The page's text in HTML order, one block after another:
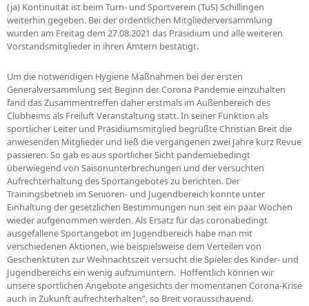
(ja) Kontinuität ist beim Turn- und Sportverein (TuS) Schillingen
weiterhin gegeben. Bei der ordentlichen Mitgliederversammlung
wurden am Freitag dem 27.08.2021 das Präsidium und alle weiteren
Vorstandsmitglieder in ihren Ämtern bestätigt.
Um die notwendigen Hygiene Maßnahmen bei der ersten
Generalversammlung seit Beginn der Corona Pandemie einzuhalten
fand das Zusammentreffen daher erstmals im Außenbereich des
Clubheims als Freiluft Veranstaltung statt. In seiner Funktion als
sportlicher Leiter und Präsidiumsmitglied begrüßte Christian Breit die
anwesenden Mitglieder und ließ die vergangenen zwei Jahre kurz Revue
passieren. So gab es aus sportlicher Sicht pandemiebedingt
überwiegend von Saisonunterbrechungen und der versuchten
Aufrechterhaltung des Sportangebotes zu berichten. Der
Trainingsbetrieb im Senioren- und Jugendbereich konnte unter
Einhaltung der gesetzlichen Bestimmungen nun seit ein paar Wochen
wieder aufgenommen werden. Als Ersatz für das coronabedingt
ausgefallene Sportangebot im Jugendbereich habe man mit
verschiedenen Aktionen, wie beispielsweise dem Verteilen von
Geschenktüten zur Weihnachtszeit versucht die Spieler des Kinder- und
Jugendbereichs ein wenig aufzumuntern. Hoffentlich können wir
unsere sportlichen Angebote angesichts der momentanen Corona-Krise
auch in Zukunft aufrechterhalten”, so Breit vorausschauend.